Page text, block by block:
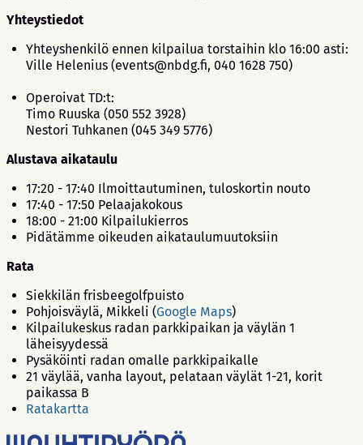
Yhteystiedot
Yhteyshenkilö ennen kilpailua torstaihin klo 16:00 asti:
Ville Helenius (events@nbdg.fi, 040 1628 750)
Operoivat TD:t:
Timo Ruuska (050 552 3928)
Nestori Tuhkanen (045 349 5776)
Alustava aikataulu
17:20 - 17:40 Ilmoittautuminen, tuloskortin nouto
17:40 - 17:50 Pelaajakokous
18:00 - 21:00 Kilpailukierros
Pidätämme oikeuden aikataulumuutoksiin
Rata
Siekkilän frisbeegolfpuisto
Pohjoisväylä, Mikkeli (Google Maps)
Kilpailukeskus radan parkkipaikan ja väylän 1
läheisyydessä
Pysäköinti radan omalle parkkipaikalle
21 väylää, vanha layout, pelataan väylät 1-21, korit
paikassa B
Ratakartta